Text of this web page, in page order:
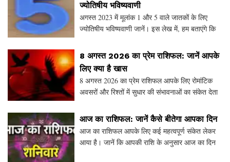
ज्योतिषीय भविष्यवाणी
अगस्त 2023 में मूलांक 1 और 5 वाले जातकों के लिए
ज्योतिषीय भविष्यवाणी जानें। इस लेख में, हम बताएंगे कि
आ सकता है। मूलांक 1 के लिए यह समय शुभ है, जबकि म
8 अगस्त 2026 का प्रेम राशिफल: जानें आपके
लिए क्या है खास
8 अगस्त 2026 का प्रेम राशिफल आपके लिए रोमांटिक
अवसरों और रिश्तों में सुधार की संभावनाओं का संकेत देता
रहेगा। क्या आप सिंगल हैं या किसी रिश्ते में हैं,
आज का राशिफल: जानें कैसे बीतेगा आपका दिन
आज का राशिफल आपके लिए कई महत्वपूर्ण संकेत लेकर
आया है। जानें कि आपकी राशि के अनुसार आज का दिन